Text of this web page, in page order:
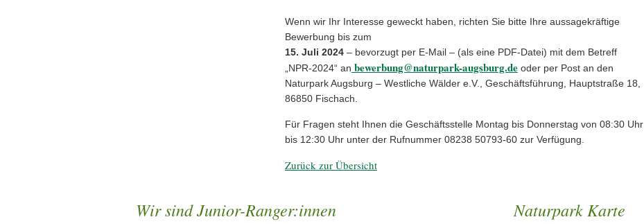
Wenn wir Ihr Interesse geweckt haben, richten Sie bitte Ihre aussagekräftige
Bewerbung bis zum
15. Juli 2024 – bevorzugt per E-Mail – (als eine PDF-Datei) mit dem Betreff
„NPR-2024“ an bewerbung@naturpark-augsburg.de oder per Post an den
Naturpark Augsburg – Westliche Wälder e.V., Geschäftsführung, Hauptstraße 18,
86850 Fischach.
Für Fragen steht Ihnen die Geschäftsstelle Montag bis Donnerstag von 08:30 Uhr
bis 12:30 Uhr unter der Rufnummer 08238 50793-60 zur Verfügung.
Zurück zur Übersicht
Wir sind Junior-Ranger:innen Naturpark Karte